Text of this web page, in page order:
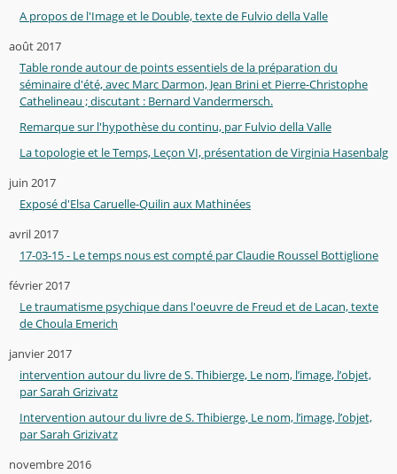
A propos de l'Image et le Double, texte de Fulvio della Valle
août 2017
Table ronde autour de points essentiels de la préparation du
séminaire d'été, avec Marc Darmon, Jean Brini et Pierre-Christophe
Cathelineau ; discutant : Bernard Vandermersch.
Remarque sur l'hypothèse du continu, par Fulvio della Valle
La topologie et le Temps, Leçon VI, présentation de Virginia Hasenbalg
juin 2017
Exposé d'Elsa Caruelle-Quilin aux Mathinées
avril 2017
17-03-15 - Le temps nous est compté par Claudie Roussel Bottiglione
février 2017
Le traumatisme psychique dans l'oeuvre de Freud et de Lacan, texte
de Choula Emerich
janvier 2017
intervention autour du livre de S. Thibierge, Le nom, l’image, l’objet,
par Sarah Grizivatz
Intervention autour du livre de S. Thibierge, Le nom, l’image, l’objet,
par Sarah Grizivatz
novembre 2016